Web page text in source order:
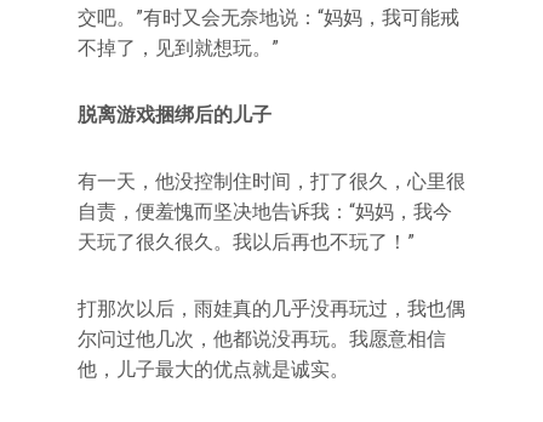
交吧。”有时又会无奈地说：“妈妈，我可能戒
不掉了，见到就想玩。”
脱离游戏捆绑后的儿子
有一天，他没控制住时间，打了很久，心里很
自责，便羞愧而坚决地告诉我：“妈妈，我今
天玩了很久很久。我以后再也不玩了！”
打那次以后，雨娃真的几乎没再玩过，我也偶
尔问过他几次，他都说没再玩。我愿意相信
他，儿子最大的优点就是诚实。